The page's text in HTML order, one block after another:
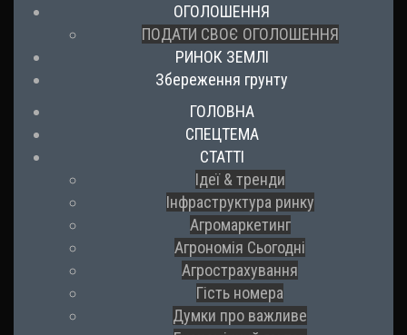
ОГОЛОШЕННЯ
ПОДАТИ СВОЄ ОГОЛОШЕННЯ
РИНОК ЗЕМЛІ
Збереження грунту
ГОЛОВНА
СПЕЦТЕМА
СТАТТІ
Ідеї & тренди
Інфраструктура ринку
Агромаркетинг
Агрономія Сьогодні
Агрострахування
Гість номера
Думки про важливе